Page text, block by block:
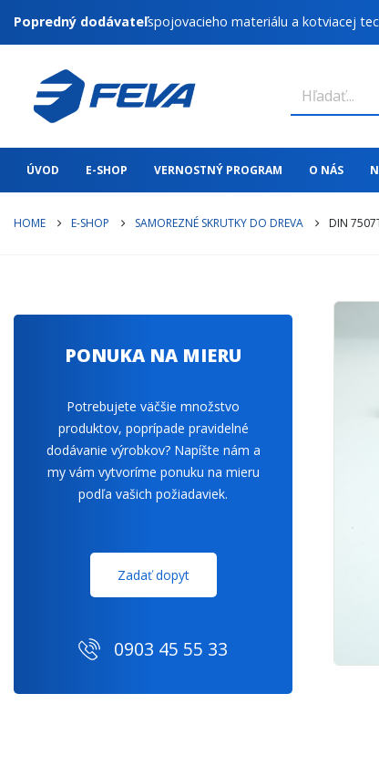
Popredný dodávateľspojovacieho materiálu a kotviacej
ÚVOD E-SHOP VERNOSTNÝ PROGRAM O NÁS
HOME E-SHOP SAMOREZNÉ SKRUTKY DO DREVA DIN
PONUKA NA MIERU
Potrebujete väčšie množstvo
produktov, poprípade pravidelné
dodávanie výrobkov? Napíšte nám a
my vám vytvoríme ponuku na mieru
podľa vašich požiadaviek.
Zadať dopyt
0903 45 55 33